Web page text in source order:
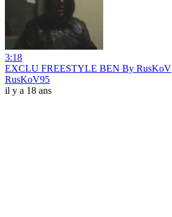
3:18
EXCLU FREESTYLE BEN By RusKoV
RusKoV95
il y a 18 ans